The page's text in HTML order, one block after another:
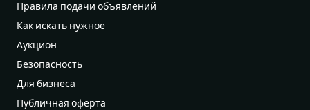
Правила подачи объявлений
Как искать нужное
Аукцион
Безопасность
Для бизнеса
Публичная оферта